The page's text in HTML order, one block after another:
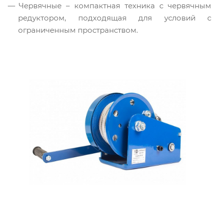
Червячные – компактная техника с червячным
редуктором, подходящая для условий с
ограниченным пространством.